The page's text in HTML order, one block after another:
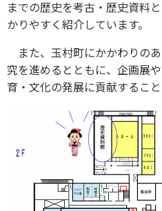
までの歴史を考古・歴史資料
かりやすく紹介しています。
また、玉村町にかかわりの
究を進めるとともに、企画展
育・文化の発展に貢献すること